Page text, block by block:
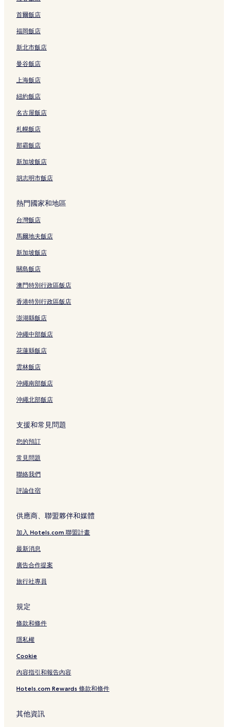
的
連
r
e
t
連
結
n
g
y
H
G
的
連
結
首爾飯店
福岡飯店
新北市飯店
曼谷飯店
上海飯店
紐約飯店
名古屋飯店
札幌飯店
那霸飯店
新加坡飯店
胡志明市飯店
熱門國家和地區
台灣飯店
馬爾地夫飯店
新加坡飯店
關島飯店
澳門特別行政區飯店
香港特別行政區飯店
澎湖縣飯店
沖繩中部飯店
花蓮縣飯店
雲林飯店
沖繩南部飯店
沖繩北部飯店
支援和常見問題
您的預訂
常見問題
聯絡我們
評論住宿
供應商、聯盟夥伴和媒體
加入 Hotels.com 聯盟計畫
最新消息
廣告合作提案
旅行社專員
規定
條款和條件
隱私權
Cookie
內容指引和報告內容
Hotels.com Rewards 條款和條件
其他資訊